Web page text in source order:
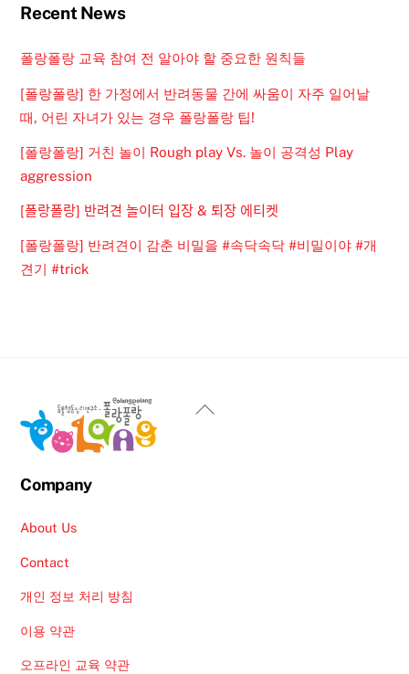
Recent News
폴랑폴랑 교육 참여 전 알아야 할 중요한 원칙들
[폴랑폴랑] 한 가정에서 반려동물 간에 싸움이 자주 일어날
때, 어린 자녀가 있는 경우 폴랑폴랑 팁!
[폴랑폴랑] 거친 놀이 Rough play Vs. 놀이 공격성 Play
aggression
[폴랑폴랑] 반려견 놀이터 입장 & 퇴장 에티켓
[폴랑폴랑] 반려견이 감춘 비밀을 #속닥속닥 #비밀이야 #개
견기 #trick
Back
Company
About Us
Contact
개인 정보 처리 방침
이용 약관
오프라인 교육 약관